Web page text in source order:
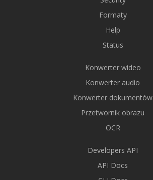
Formaty
Help
Status
Konwerter wideo
Konwerter audio
Konwerter dokumentów
Przetwornik obrazu
OCR
Developers API
API Docs